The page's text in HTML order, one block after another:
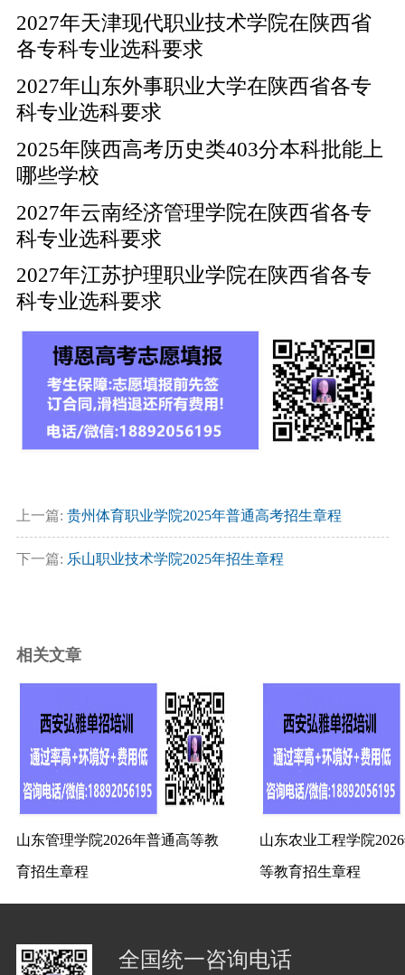
2027年天津现代职业技术学院在陕西省
各专科专业选科要求
2027年山东外事职业大学在陕西省各专
科专业选科要求
2025年陕西高考历史类403分本科批能上
哪些学校
2027年云南经济管理学院在陕西省各专
科专业选科要求
2027年江苏护理职业学院在陕西省各专
科专业选科要求
上一篇: 贵州体育职业学院2025年普通高考招生章程
下一篇: 乐山职业技术学院2025年招生章程
相关文章
山东管理学院2026年普通高等教
育招生章程
山东农业工程学院
等教育招生章程
全国统一咨询电话